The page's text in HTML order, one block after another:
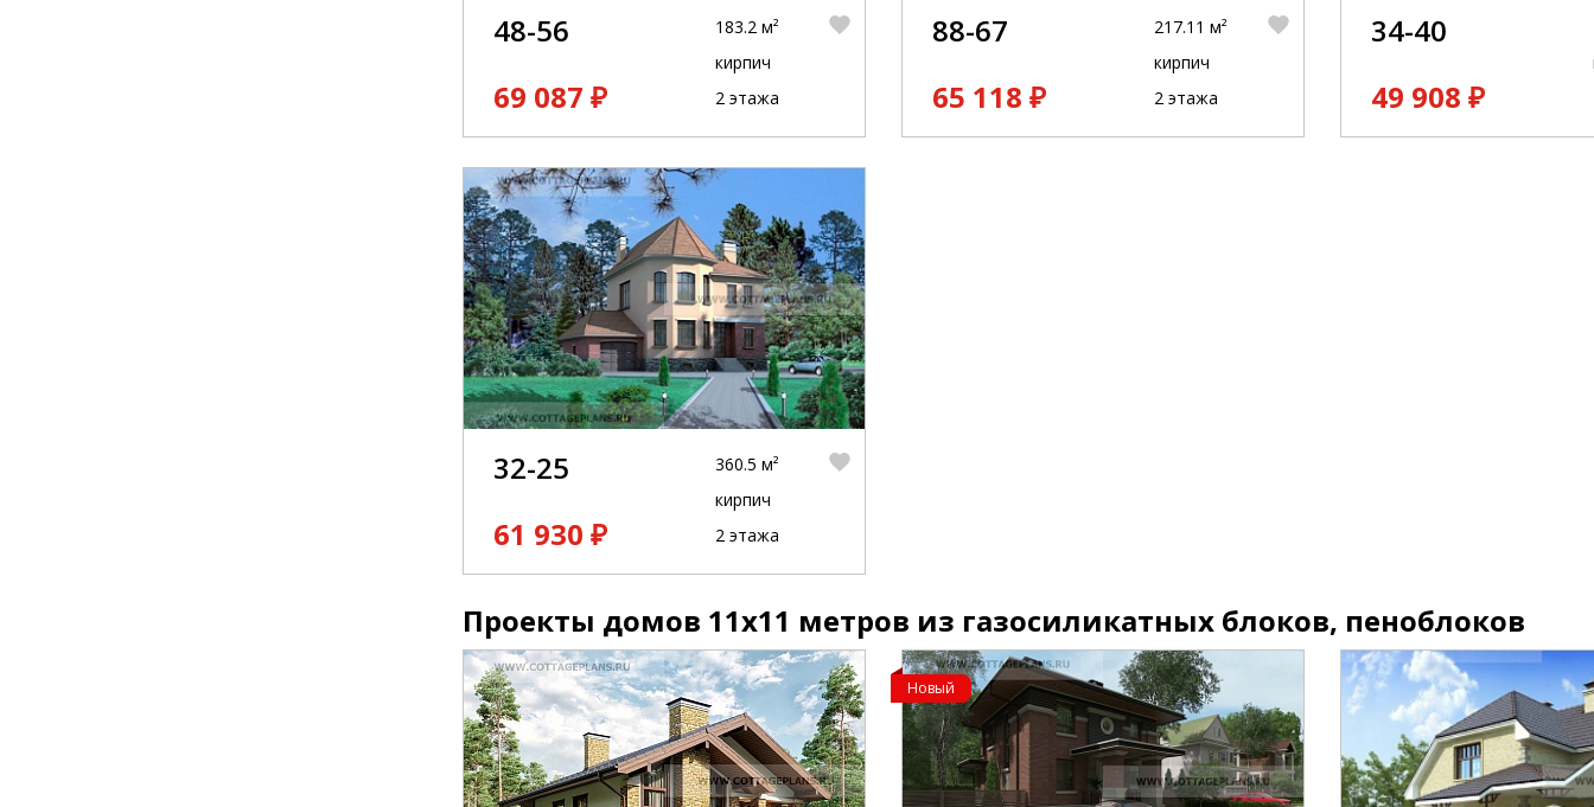
48-56
69 087 ₽
183.2 м²
кирпич
2 этажа
88-67
65 118 ₽
217.11 м²
кирпич
2 этажа
34-40
49 908 ₽
32-25
61 930 ₽
360.5 м²
кирпич
2 этажа
Проекты домов 11x11 метров из газосиликатных блоков, пеноблоков
Новый